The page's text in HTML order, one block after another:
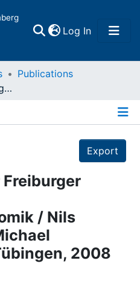
Log In(current)
Publications
Grundtexte zur Freiburger Tradition der Ordnungsökonomik / Nils Goldschmidt; Michael Wohlgemuth: Tübingen, 2008
Export
/ Nils
2008